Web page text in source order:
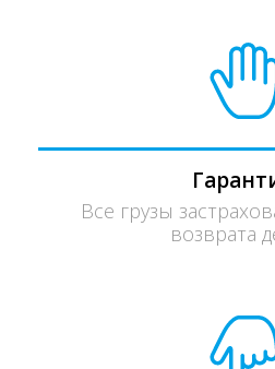
Все грузы
возврата